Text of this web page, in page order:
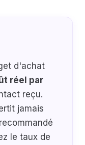
d'achat
réel par
reçu.
jamais
le taux de